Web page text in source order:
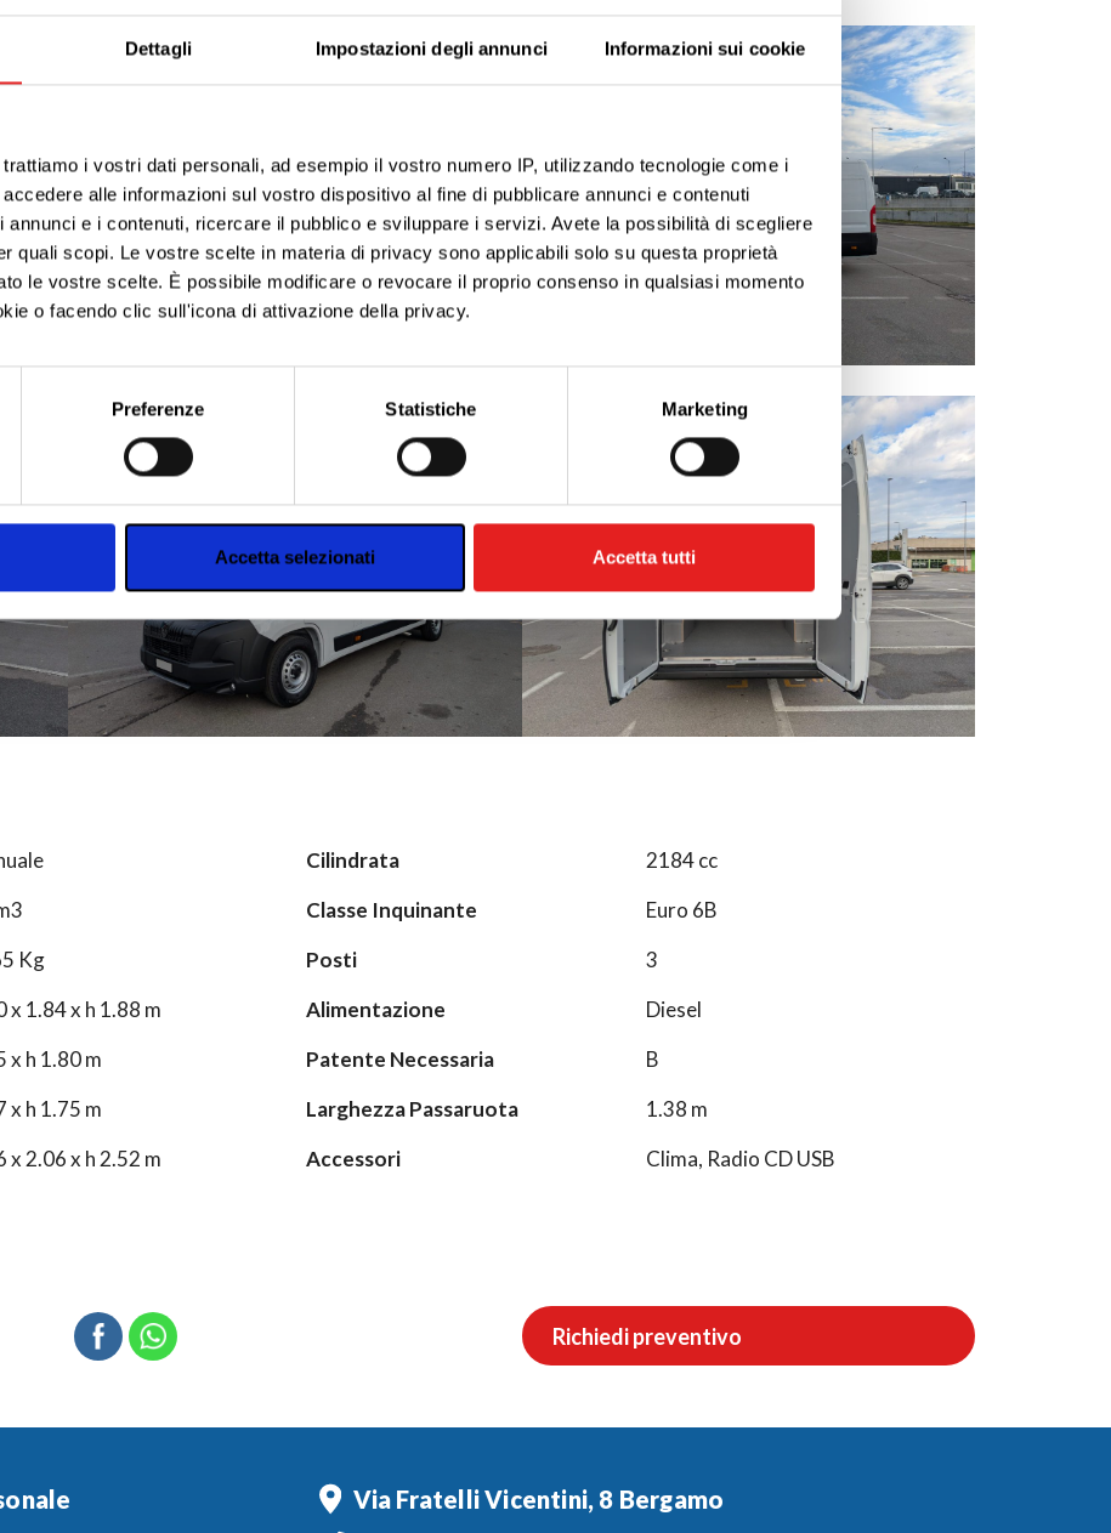
Dettagli Impostazioni degli annunci Informazioni sui cookie
trattiamo i vostri dati personali, ad esempio il vostro numero IP, utilizzando tecnologie come i
alle informazioni sul vostro dispositivo al fine di pubblicare annunci e contenuti
annunci e i contenuti, ricercare il pubblico e sviluppare i servizi. Avete la possibilità di scegliere
quali scopi. Le vostre scelte in materia di privacy sono applicabili solo su questa proprietà
le vostre scelte. È possibile modificare o revocare il proprio consenso in qualsiasi momento
o facendo clic sull'icona di attivazione della privacy.
elaborati i tuoi dati personali e imposta le tue preferenze nellasezione dettagli. Puoi
in qualsiasi momento dalla Dichiarazione sui cookie.
contenuti ed annunci, per fornire funzionalità dei social media e per analizzare il
Preferenze Statistiche Marketing
Accetta selezionati Accetta tutti
Kg
x 1.84 x h 1.88 m
x h 1.80 m
x h 1.75 m
x 2.06 x h 2.52 m
Cilindrata
2184 cc
Classe Inquinante
Euro 6B
Posti
3
Alimentazione
Diesel
Patente Necessaria
B
Larghezza Passaruota
1.38 m
Accessori
Clima, Radio CD USB
Richiedi preventivo
Via Fratelli Vicentini, 8 Bergamo